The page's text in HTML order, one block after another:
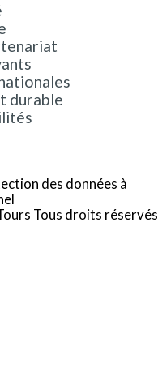
durable
des données à
Tous droits réservés